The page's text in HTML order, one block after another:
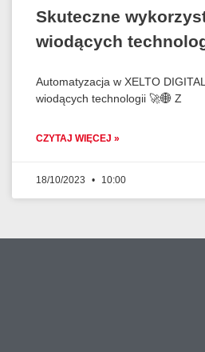
Skuteczne
wiodących
Automatyzacja w XELTO
wiodących technologii 🚀🌐 Z
CZYTAJ WIĘCEJ »
18/10/2023 10:00